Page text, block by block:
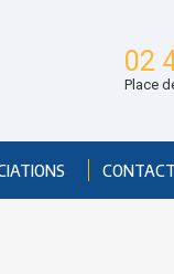
02
Place
CONTACT